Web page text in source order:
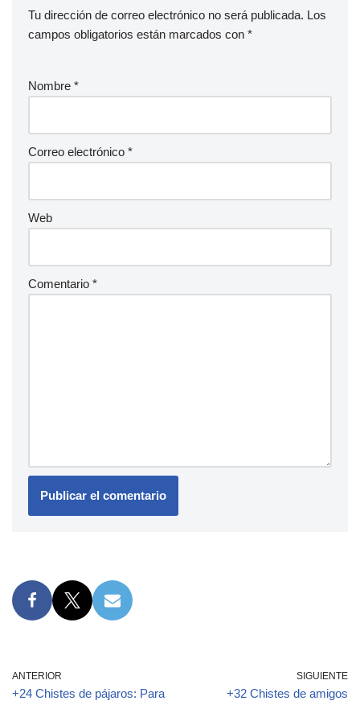
Tu dirección de correo electrónico no será publicada. Los
campos obligatorios están marcados con *
Nombre *
Correo electrónico *
Web
Comentario *
ANTERIOR
+24 Chistes de pájaros: Para
SIGUIENTE
+32 Chistes de amigos